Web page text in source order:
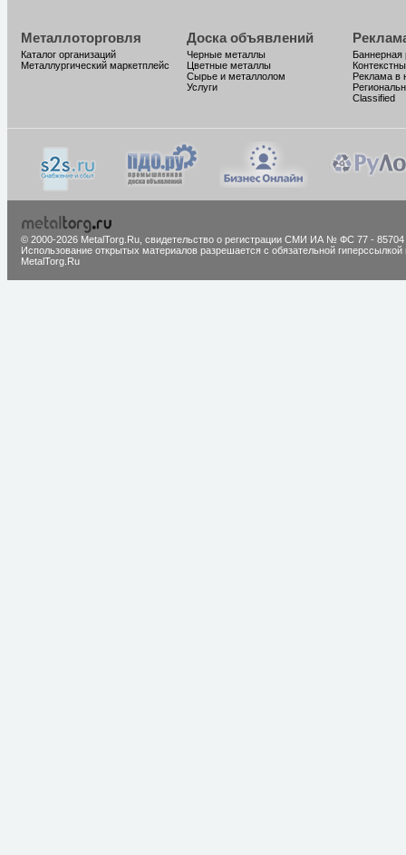
Металлоторговля
Каталог организаций
Металлургический маркетплейс
Доска объявлений
Черные металлы
Цветные металлы
Сырье и металлолом
Услуги
Баннерная
Реклама в
Classified
© 2000-2026 MetalTorg.Ru, cвидетельство о регистрации СМИ ИА № ФС 77 - 85704
Использование открытых материалов разрешается с обязательной гиперссылкой
MetalTorg.Ru